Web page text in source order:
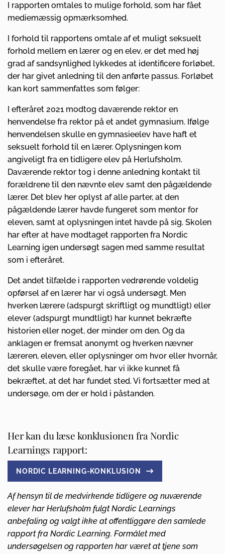
I rapporten omtales to mulige forhold, som har fået
mediemæssig opmærksomhed.
I forhold til rapportens omtale af et muligt seksuelt
forhold mellem en lærer og en elev, er det med høj
grad af sandsynlighed lykkedes at identificere forløbet,
der har givet anledning til den anførte passus. Forløbet
kan kort sammenfattes som følger:
I efteråret 2021 modtog daværende rektor en
henvendelse fra rektor på et andet gymnasium. Ifølge
henvendelsen skulle en gymnasieelev have haft et
seksuelt forhold til en lærer. Oplysningen kom
angiveligt fra en tidligere elev på Herlufsholm.
Daværende rektor tog i denne anledning kontakt til
forældrene til den nævnte elev samt den pågældende
lærer. Det blev her oplyst af alle parter, at den
pågældende lærer havde fungeret som mentor for
eleven, samt at oplysningen intet havde på sig. Skolen
har efter at have modtaget rapporten fra Nordic
Learning igen undersøgt sagen med samme resultat
som i efteråret.
Det andet tilfælde i rapporten vedrørende voldelig
opførsel af en lærer har vi også undersøgt. Men
hverken lærere (adspurgt skriftligt og mundtligt) eller
elever (adspurgt mundtligt) har kunnet bekræfte
historien eller noget, der minder om den. Og da
anklagen er fremsat anonymt og hverken nævner
læreren, eleven, eller oplysninger om hvor eller hvornår,
det skulle være foregået, har vi ikke kunnet få
bekræftet, at det har fundet sted. Vi fortsætter med at
undersøge, om der er hold i påstanden.
Her kan du læse konklusionen fra Nordic
Learnings rapport:
NORDIC LEARNING-KONKLUSION
Af hensyn til de medvirkende tidligere og nuværende
elever har Herlufsholm fulgt Nordic Learnings
anbefaling og valgt ikke at offentliggøre den samlede
rapport fra Nordic Learning. Formålet med
undersøgelsen og rapporten har været at tjene som